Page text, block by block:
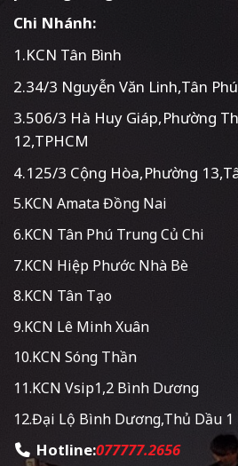
Chi Nhánh:
1.KCN Tân Bình
2.34/3 Nguyễn Văn Linh,Tân
3.506/3 Hà Huy Giáp,Phường
12,TPHCM
4.125/3 Cộng Hòa,Phường
5.KCN Amata Đồng Nai
6.KCN Tân Phú Trung Củ Chi
7.KCN Hiệp Phước Nhà Bè
8.KCN Tân Tạo
9.KCN Lê Minh Xuân
10.KCN Sóng Thần
11.KCN Vsip1,2 Bình Dương
12.Đại Lộ Bình Dương,Thủ Dầu 1
Hotline:077777.2656